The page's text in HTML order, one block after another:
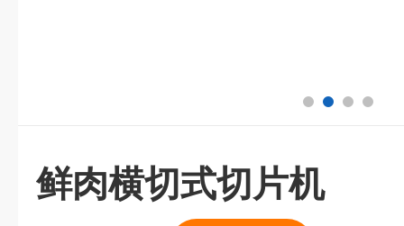
鲜肉横切式切片机